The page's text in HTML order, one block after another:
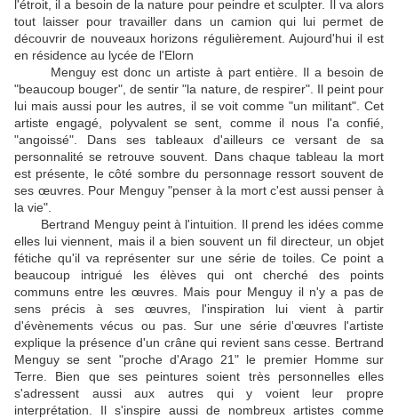
l'étroit, il a besoin de la nature pour peindre et sculpter. Il va alors
tout laisser pour travailler dans un camion qui lui permet de
découvrir de nouveaux horizons régulièrement. Aujourd'hui il est
en résidence au lycée de l'Elorn
Menguy est donc un artiste à part entière. Il a besoin de
"beaucoup bouger", de sentir "la nature, de respirer". Il peint pour
lui mais aussi pour les autres, il se voit comme "un militant". Cet
artiste engagé, polyvalent se sent, comme il nous l'a confié,
"angoissé". Dans ses tableaux d'ailleurs ce versant de sa
personnalité se retrouve souvent. Dans chaque tableau la mort
est présente, le côté sombre du personnage ressort souvent de
ses œuvres. Pour Menguy "penser à la mort c'est aussi penser à
la vie".
Bertrand Menguy peint à l'intuition. Il prend les idées comme
elles lui viennent, mais il a bien souvent un fil directeur, un objet
fétiche qu'il va représenter sur une série de toiles. Ce point a
beaucoup intrigué les élèves qui ont cherché des points
communs entre les œuvres. Mais pour Menguy il n'y a pas de
sens précis à ses œuvres, l'inspiration lui vient à partir
d'évènements vécus ou pas. Sur une série d'œuvres l'artiste
explique la présence d'un crâne qui revient sans cesse. Bertrand
Menguy se sent "proche d'Arago 21" le premier Homme sur
Terre. Bien que ses peintures soient très personnelles elles
s'adressent aussi aux autres qui y voient leur propre
interprétation. Il s'inspire aussi de nombreux artistes comme